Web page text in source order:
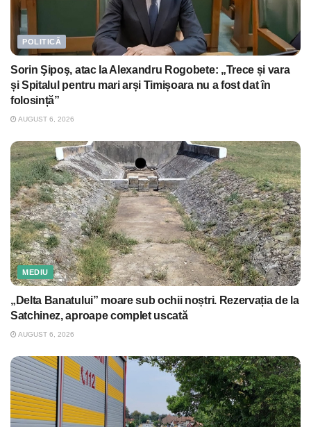
POLITICĂ
Sorin Şipoş, atac la Alexandru Rogobete: „Trece și vara
și Spitalul pentru mari arși Timișoara nu a fost dat în
folosință”
AUGUST 6, 2026
MEDIU
„Delta Banatului” moare sub ochii noștri. Rezervația de la
Satchinez, aproape complet uscată
AUGUST 6, 2026